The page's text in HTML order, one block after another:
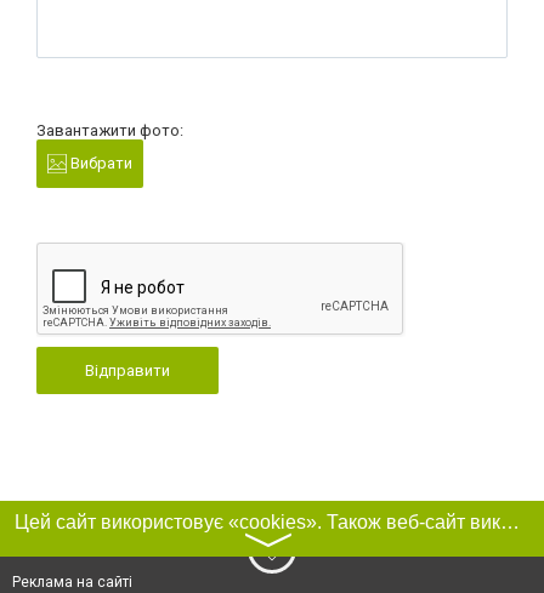
Завантажити фото:
Вибрати
Відправити
Цей сайт використовує «cookies». Також веб-сайт використовує інтернет-сервіс для збору технічних даних стосовно відвідувачів з метою отримання маркетингової та статистичної інформації. Умови обробки даних відвідувачів сайту див.
〉
Реклама на сайті